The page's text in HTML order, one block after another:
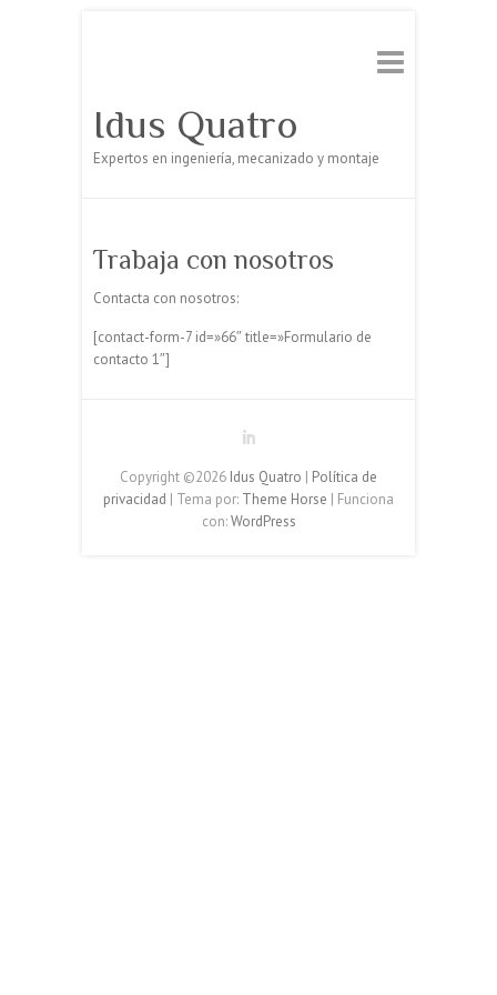
Idus Quatro
Expertos en ingeniería, mecanizado y montaje
Trabaja con nosotros
Contacta con nosotros:
[contact-form-7 id=»66″ title=»Formulario de
contacto 1″]
Copyright ©2026 Idus Quatro | Política de
privacidad | Tema por: Theme Horse | Funciona
con:WordPress